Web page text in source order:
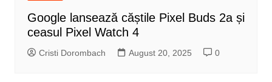
Google lansează căștile Pixel Buds 2a și
ceasul Pixel Watch 4
Cristi Dorombach August 20, 2025 0